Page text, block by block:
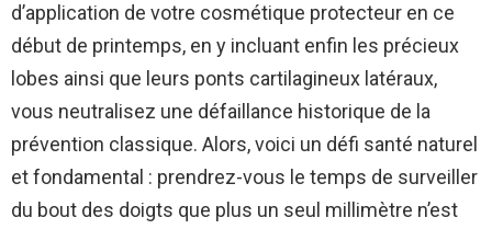
d’application de votre cosmétique protecteur en ce
début de printemps, en y incluant enfin les précieux
lobes ainsi que leurs ponts cartilagineux latéraux,
vous neutralisez une défaillance historique de la
prévention classique. Alors, voici un défi santé naturel
et fondamental : prendrez-vous le temps de surveiller
du bout des doigts que plus un seul millimètre n’est